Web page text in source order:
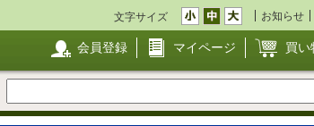
文字サイズ お知らせ
会員登録 マイページ 買い